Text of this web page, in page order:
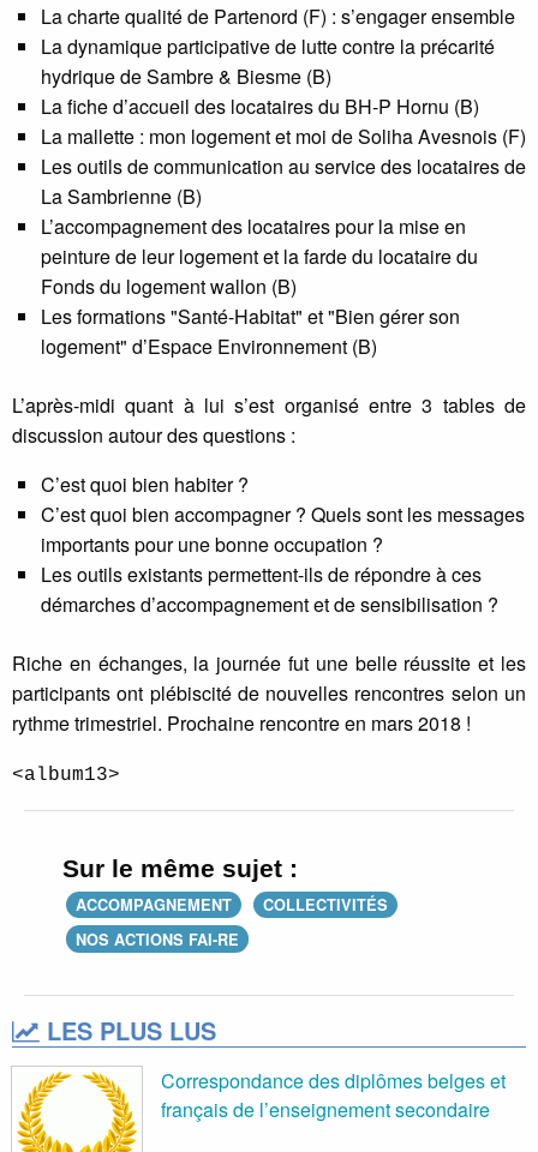
La charte qualité de Partenord (F) : s’engager ensemble
La dynamique participative de lutte contre la précarité
hydrique de Sambre & Biesme (B)
La fiche d’accueil des locataires du BH-P Hornu (B)
La mallette : mon logement et moi de Soliha Avesnois (F)
Les outils de communication au service des locataires de
La Sambrienne (B)
L’accompagnement des locataires pour la mise en
peinture de leur logement et la farde du locataire du
Fonds du logement wallon (B)
Les formations "Santé-Habitat" et "Bien gérer son
logement" d’Espace Environnement (B)
L’après-midi quant à lui s’est organisé entre 3 tables de
discussion autour des questions :
C’est quoi bien habiter ?
C’est quoi bien accompagner ? Quels sont les messages
importants pour une bonne occupation ?
Les outils existants permettent-ils de répondre à ces
démarches d’accompagnement et de sensibilisation ?
Riche en échanges, la journée fut une belle réussite et les
participants ont plébiscité de nouvelles rencontres selon un
rythme trimestriel. Prochaine rencontre en mars 2018 !
<album13>
Sur le même sujet :
ACCOMPAGNEMENT
COLLECTIVITÉS
NOS ACTIONS FAI-RE
LES PLUS LUS
Correspondance des diplômes belges et
français de l’enseignement secondaire